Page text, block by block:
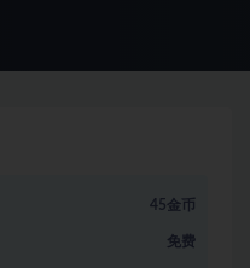
45金币
免费